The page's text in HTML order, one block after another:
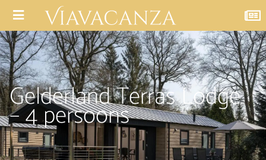
Gelderland Terras Lodge
– 4 persoons